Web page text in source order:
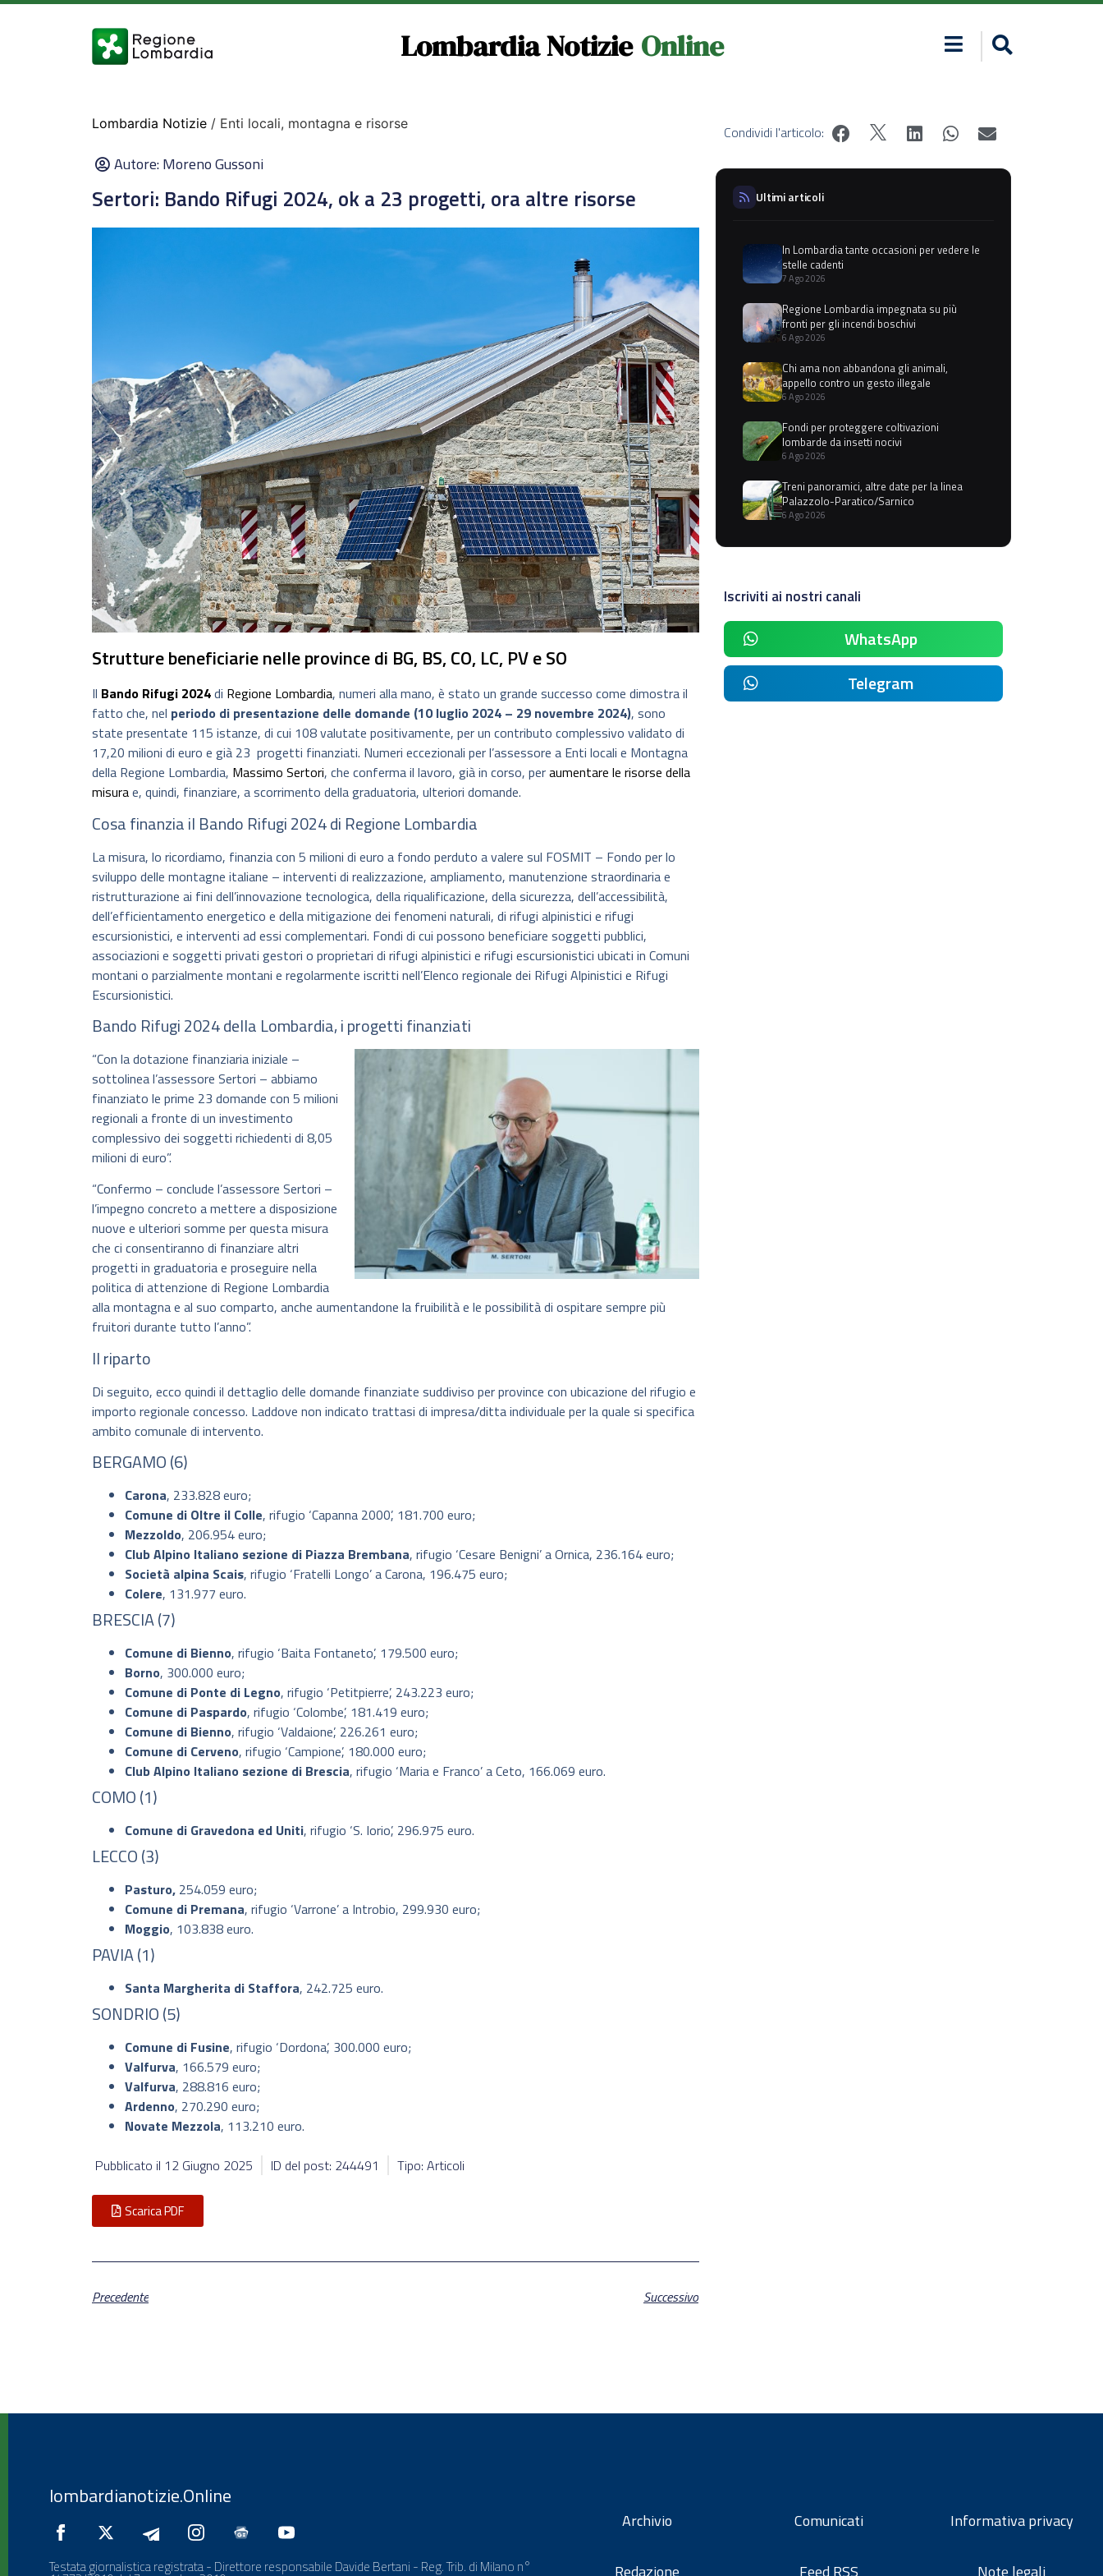
Lombardia Notizie Online
Lombardia Notizie / Enti locali, montagna e risorse
Autore:Moreno Gussoni
Sertori: Bando Rifugi 2024, ok a 23 progetti, ora altre risorse
Strutture beneficiarie nelle province di BG, BS, CO, LC, PV e SO
Il Bando Rifugi 2024di Regione Lombardia, numeri alla mano, è stato un grande successo come dimostra il
fatto che, nel periodo di presentazione delle domande (10 luglio 2024 – 29 novembre 2024), sono
state presentate 115 istanze, di cui 108 valutate positivamente, per un contributo complessivo validato di
17,20 milioni di euro e già 23 progetti finanziati. Numeri eccezionali per l’assessore a Enti locali e Montagna
della Regione Lombardia, Massimo Sertori, che conferma il lavoro, già in corso, peraumentare le risorse della
misurae, quindi, finanziare, a scorrimento della graduatoria, ulteriori domande.
Cosa finanzia il Bando Rifugi 2024 di Regione Lombardia
La misura, lo ricordiamo, finanzia con 5 milioni di euro a fondo perduto a valere sul FOSMIT – Fondo per lo
sviluppo delle montagne italiane – interventi di realizzazione, ampliamento, manutenzione straordinaria e
ristrutturazione ai fini dell’innovazione tecnologica, della riqualificazione, della sicurezza, dell’accessibilità,
dell’efficientamento energetico e della mitigazione dei fenomeni naturali, di rifugi alpinistici e rifugi
escursionistici, e interventi ad essi complementari. Fondi di cui possono beneficiare soggetti pubblici,
associazioni e soggetti privati gestori o proprietari di rifugi alpinistici e rifugi escursionistici ubicati in Comuni
montani o parzialmente montani e regolarmente iscritti nell’Elenco regionale dei Rifugi Alpinistici e Rifugi
Escursionistici.
Bando Rifugi 2024 della Lombardia, i progetti finanziati
“Con la dotazione finanziaria iniziale –
sottolinea l’assessore Sertori – abbiamo
finanziato le prime 23 domande con 5 milioni
regionali a fronte di un investimento
complessivo dei soggetti richiedenti di 8,05
milioni di euro”.
“Confermo – conclude l’assessore Sertori –
l’impegno concreto a mettere a disposizione
nuove e ulteriori somme per questa misura
che ci consentiranno di finanziare altri
progetti in graduatoria e proseguire nella
politica di attenzione di Regione Lombardia
alla montagna e al suo comparto, anche aumentandone la fruibilità e le possibilità di ospitare sempre più
fruitori durante tutto l’anno”.
Il riparto
Di seguito, ecco quindi il dettaglio delle domande finanziate suddiviso per province con ubicazione del rifugio e
importo regionale concesso. Laddove non indicato trattasi di impresa/ditta individuale per la quale si specifica
ambito comunale di intervento.
BERGAMO (6)
Carona, 233.828 euro;
Comune di Oltre il Colle, rifugio ‘Capanna 2000’, 181.700 euro;
Mezzoldo, 206.954 euro;
Club Alpino Italiano sezione di Piazza Brembana, rifugio ‘Cesare Benigni’ a Ornica, 236.164 euro;
Società alpina Scais, rifugio ‘Fratelli Longo’ a Carona, 196.475 euro;
Colere, 131.977 euro.
BRESCIA (7)
Comune di Bienno, rifugio ‘Baita Fontaneto’, 179.500 euro;
Borno, 300.000 euro;
Comune di Ponte di Legno, rifugio ‘Petitpierre’, 243.223 euro;
Comune di Paspardo, rifugio ‘Colombe’, 181.419 euro;
Comune di Bienno, rifugio ‘Valdaione’, 226.261 euro;
Comune di Cerveno, rifugio ‘Campione’, 180.000 euro;
Club Alpino Italiano sezione di Brescia, rifugio ‘Maria e Franco’ a Ceto, 166.069 euro.
COMO (1)
Comune di Gravedona ed Uniti, rifugio ‘S. Iorio’, 296.975 euro.
LECCO (3)
Pasturo, 254.059 euro;
Comune di Premana, rifugio ‘Varrone’ a Introbio, 299.930 euro;
Moggio, 103.838 euro.
PAVIA (1)
Santa Margherita di Staffora, 242.725 euro.
SONDRIO (5)
Comune di Fusine, rifugio ‘Dordona’, 300.000 euro;
Valfurva, 166.579 euro;
Valfurva, 288.816 euro;
Ardenno, 270.290 euro;
Novate Mezzola, 113.210 euro.
Pubblicato il 12 Giugno 2025 ID del post: 244491 Tipo: Articoli
Scarica PDF
Precedente Successivo
Condividi l'articolo:
Ultimi articoli
In Lombardia tante occasioni per vedere le
stelle cadenti
7 Ago 2026
Regione Lombardia impegnata su più
fronti per gli incendi boschivi
6 Ago 2026
Chi ama non abbandona gli animali,
appello contro un gesto illegale
6 Ago 2026
Fondi per proteggere coltivazioni
lombarde da insetti nocivi
6 Ago 2026
Treni panoramici, altre date per la linea
Palazzolo-Paratico/Sarnico
6 Ago 2026
Iscriviti ai nostri canali
WhatsApp
Telegram
lombardianotizie.Online
Testata giornalistica registrata - Direttore responsabile Davide Bertani - Reg. Trib. di Milano n°
Archivio
Redazione
Comunicati
Feed RSS
Informativa privacy
Note legali